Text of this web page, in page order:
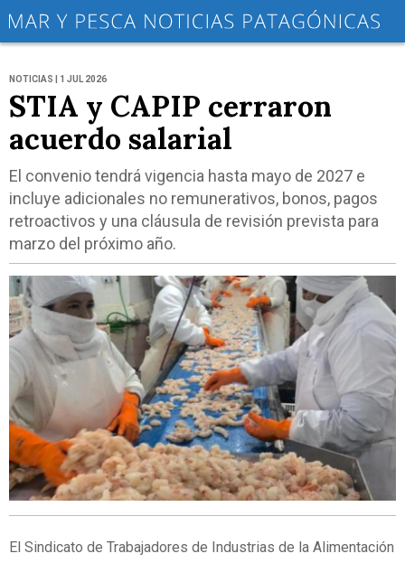
NOTICIAS | 1 JUL 2026
STIA y CAPIP cerraron
acuerdo salarial
El convenio tendrá vigencia hasta mayo de 2027 e
incluye adicionales no remunerativos, bonos, pagos
retroactivos y una cláusula de revisión prevista para
marzo del próximo año.
El Sindicato de Trabajadores de Industrias de la Alimentación